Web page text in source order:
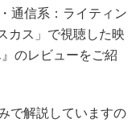
通信系：ライティン
カス」で視聴した映
のレビューをご紹
で解説していますの